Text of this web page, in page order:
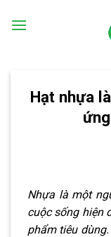
Hạt nhựa
Nhựa là một
cuộc sống hiện
phẩm tiêu